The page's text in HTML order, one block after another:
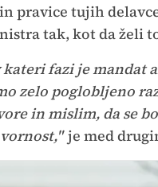
pravice tujih
tak, kot da želi
kateri fazi je mandat
zelo poglobljeno
in mislim, da se
je med